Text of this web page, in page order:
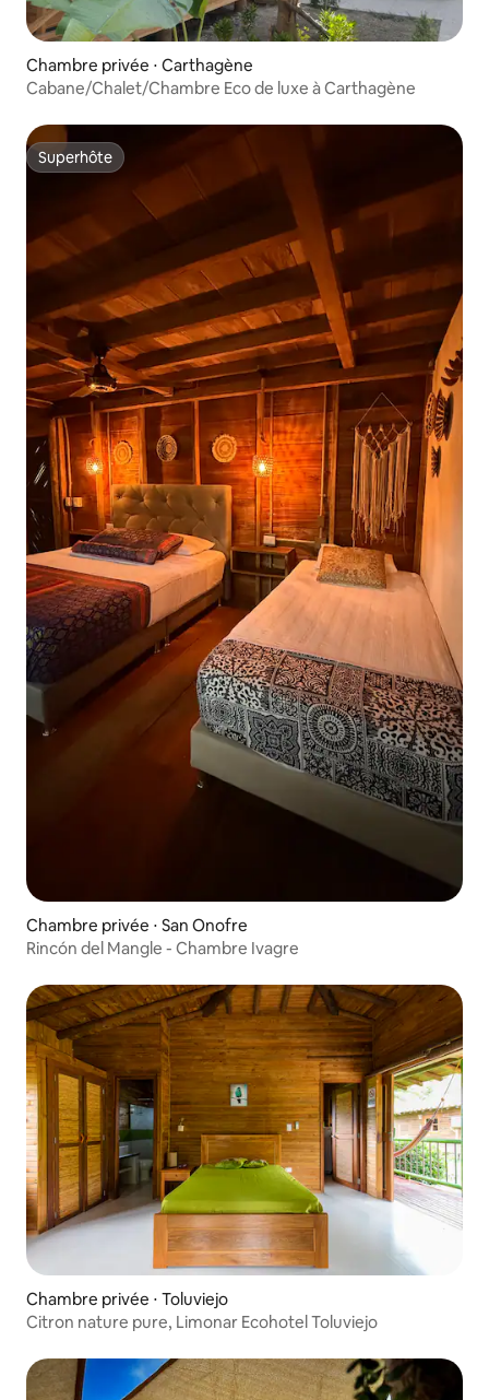
Chambre privée ⋅ Carthagène
Cabane/Chalet/Chambre Eco de luxe à Carthagène
Superhôte
Superhôte
Chambre privée ⋅ San Onofre
Rincón del Mangle - Chambre Ivagre
Chambre privée ⋅ Toluviejo
Citron nature pure, Limonar Ecohotel Toluviejo